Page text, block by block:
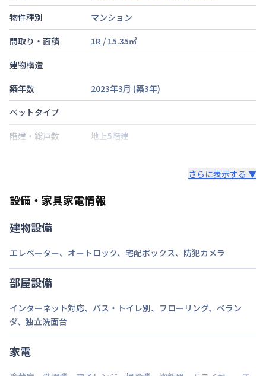
物件種別
マンション
間取り・面積
1R / 15.35㎡
建物構造
築年数
2023年3月 (築3年)
ベットタイプ
階建・総戸数
地上5階建
禁煙・喫煙
東武伊勢崎・大師線東向島駅徒歩16
定員
次回更新日
情報更新日
さらに表示する ▼
設備・家具家電情報
建物設備
エレベーター、 オートロック、 宅配ボックス、 防犯カメラ
部屋設備
インターネット対応、 バス・トイレ別、 フローリング、 ベラン
ダ、 独立洗面台
家電